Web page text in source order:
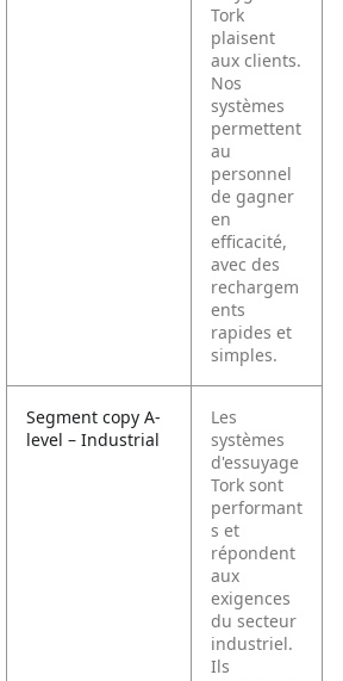
Tork
plaisent
aux clients.
Nos
systèmes
permettent
au
personnel
de gagner
en
efficacité,
avec des
rechargem
ents
rapides et
simples.
Segment copy A-
level – Industrial
Les
systèmes
d'essuyage
Tork sont
performant
s et
répondent
aux
exigences
du secteur
industriel.
Ils